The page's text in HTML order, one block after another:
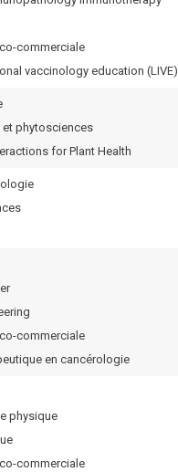
commerciale
vaccinology education (LIVE)
phytosciences
for Plant Health
commerciale
en cancérologie
physique
commerciale